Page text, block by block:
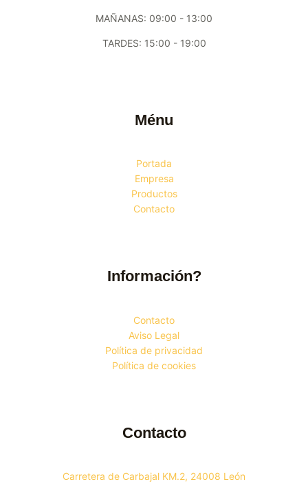
MAÑANAS: 09:00 - 13:00
TARDES: 15:00 - 19:00
Ménu
Portada
Empresa
Productos
Contacto
Información?
Contacto
Aviso Legal
Política de privacidad
Política de cookies
Contacto
Carretera de Carbajal KM.2, 24008 León